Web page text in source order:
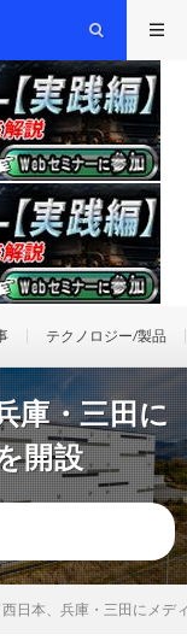
テクノロジー/製品
庫・三田に
開設
日本、兵庫・三田にメデ